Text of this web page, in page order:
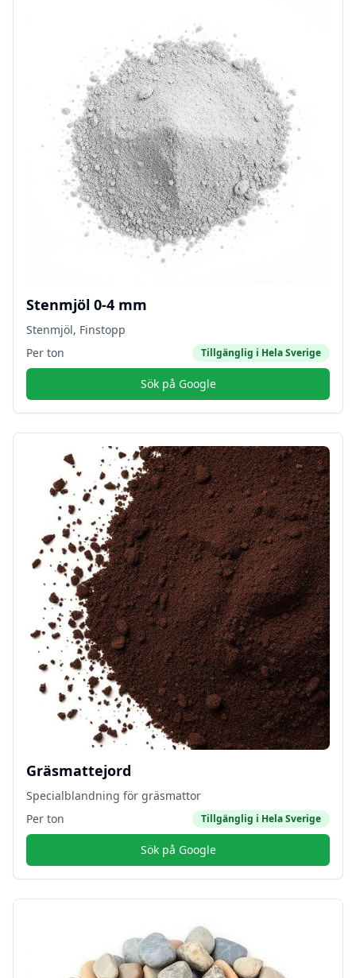
Stenmjöl 0-4 mm
Stenmjöl, Finstopp
Per ton
Tillgänglig i Hela Sverige
Sök på Google
Gräsmattejord
Specialblandning för gräsmattor
Per ton
Tillgänglig i Hela Sverige
Sök på Google